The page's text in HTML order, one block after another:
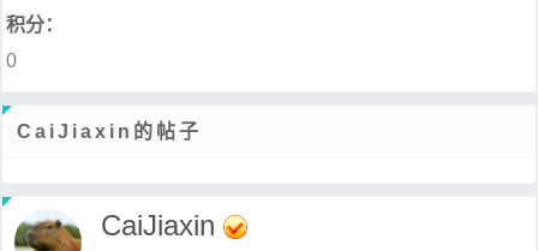
积分：
0
CaiJiaxin的帖子
CaiJiaxin